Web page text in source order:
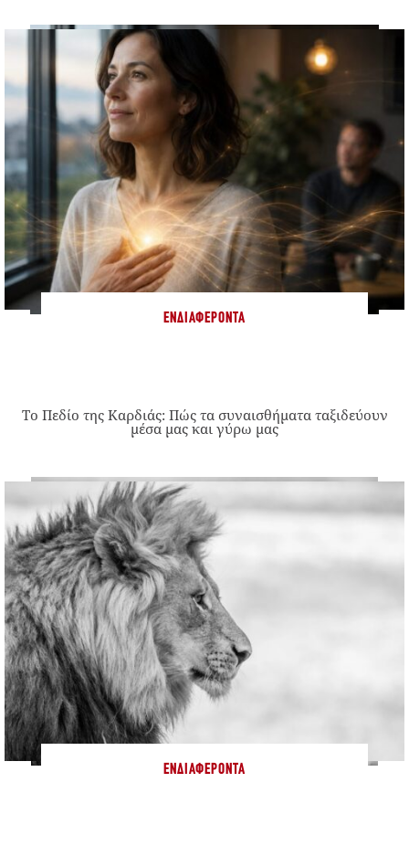
ΕΝΔΙΑΦΈΡΟΝΤΑ
Το Πεδίο της Καρδιάς: Πώς τα συναισθήματα ταξιδεύουν
μέσα μας και γύρω μας
ΕΝΔΙΑΦΈΡΟΝΤΑ